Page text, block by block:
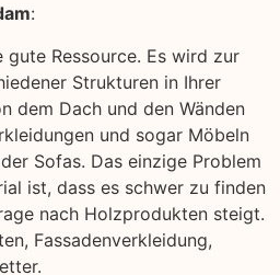
:
Ressource. Es wird zur
Strukturen in Ihrer
dem Dach und den Wänden
und sogar Möbeln
Sofas. Das einzige Problem
ist, dass es schwer zu finden
nach Holzprodukten steigt.
Fassadenverkleidung,